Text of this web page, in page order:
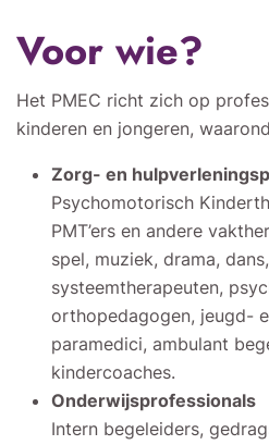
Voor wie?
Het PMEC richt zich op
kinderen en jongeren,
Zorg- en
Psychomotorisch
PMT’ers en andere
spel, muziek, drama,
systeemtherapeuten,
orthopedagogen, jeugd-
paramedici, ambulant
kindercoaches.
Onderwijsprofessionals
Intern begeleiders,